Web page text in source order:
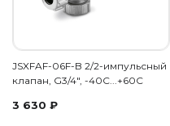
JSXFAF-06F-B 2/2-импульсный
клапан, G3/4", -40C...+60С
3 630 ₽